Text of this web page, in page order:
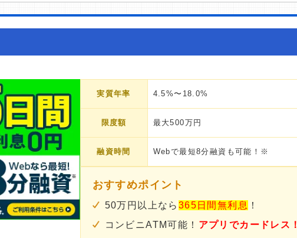
実質年率 4.5%〜18.0%
限度額 最大500万円
融資時間 Webで最短8分融資も可能！※
おすすめポイント
50万円以上なら 365日間無利息 ！
コンビニATM可能！ アプリでカードレス！